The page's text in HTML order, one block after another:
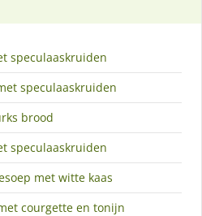
speculaaskruiden
speculaaskruiden
brood
speculaaskruiden
met witte kaas
courgette en tonijn